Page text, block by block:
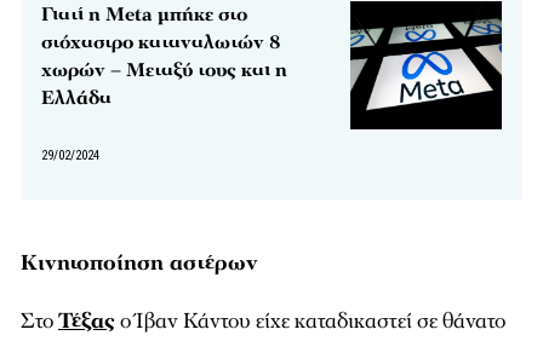
Γιατί η Meta μπήκε στο
στόχαστρο καταναλωτών 8
χωρών – Μεταξύ τους και η
Ελλάδα
29/02/2024
Κινητοποίηση αστέρων
ΣτοΤέξαςο Ίβαν Κάντου είχε καταδικαστεί σε θάνατο